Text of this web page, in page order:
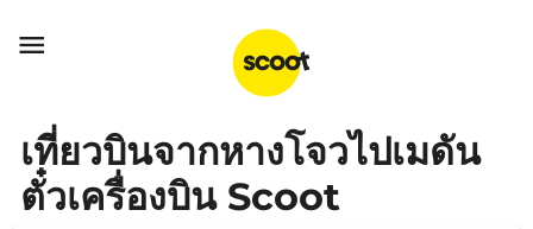

เที่ยวบินจากหางโจวไปเมดัน
ตั๋วเครื่องบิน Scoot